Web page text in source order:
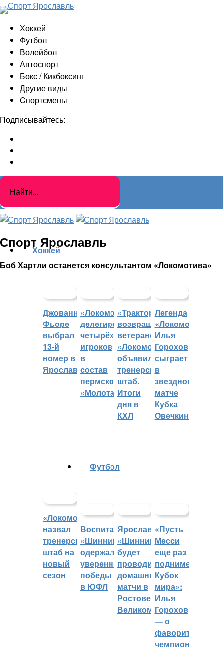
Хоккей
Футбол
Волейбол
Автоспорт
Бокс / Кикбоксинг
Другие виды
Cпортсмены
Подписывайтесь:
Спорт Ярославль
Боб Хартли останется консультантом «Локомотива»
Хоккей
Джованни
Фьоре
выбрал
13-й
номер в
Ярославле
«Локомотив»
делегировал
четырёх
игроков
в
состав
пермского
«Молота»
«Трактор»
возвращает
ветеранов,
«Локомотив»
объявил
тренерский
штаб.
Итоги
дня в
КХЛ
Легенда
«Локомотива»
Илья
Горохов
сыграет
в
звездном
матче
Кубка
Овечкина
«Локомотив»
назвал
тренерский
штаб на
новый
сезон
Футбол
Воспитанники
«Шинника»
одержали
уверенные
победы
в ЮФЛ
Ярославский
«Шинник»
будет
проводить
домашние
матчи в
Ростове
Великом
«Пусть
Месси
еще раз
поднимет
Кубок
мира»:
Илья
Горохов
— о
фаворитах
чемпионата